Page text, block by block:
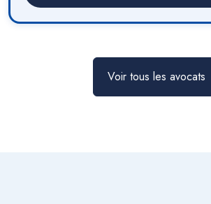
Voir tous les avocats